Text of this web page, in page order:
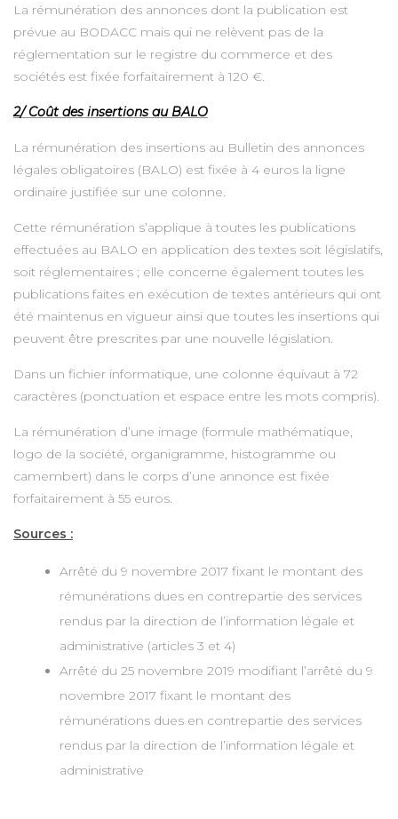
La rémunération des annonces dont la publication est
prévue au BODACC mais qui ne relèvent pas de la
réglementation sur le registre du commerce et des
sociétés est fixée forfaitairement à 120 €.
2/ Coût des insertions au BALO
La rémunération des insertions au Bulletin des annonces
légales obligatoires (BALO) est fixée à 4 euros la ligne
ordinaire justifiée sur une colonne.
Cette rémunération s’applique à toutes les publications
effectuées au BALO en application des textes soit législatifs,
soit réglementaires ; elle concerne également toutes les
publications faites en exécution de textes antérieurs qui ont
été maintenus en vigueur ainsi que toutes les insertions qui
peuvent être prescrites par une nouvelle législation.
Dans un fichier informatique, une colonne équivaut à 72
caractères (ponctuation et espace entre les mots compris).
La rémunération d’une image (formule mathématique,
logo de la société, organigramme, histogramme ou
camembert) dans le corps d’une annonce est fixée
forfaitairement à 55 euros.
Sources :
Arrêté du 9 novembre 2017 fixant le montant des
rémunérations dues en contrepartie des services
rendus par la direction de l’information légale et
administrative (articles 3 et 4)
Arrêté du 25 novembre 2019 modifiant l’arrêté du 9
novembre 2017 fixant le montant des
rémunérations dues en contrepartie des services
rendus par la direction de l’information légale et
administrative